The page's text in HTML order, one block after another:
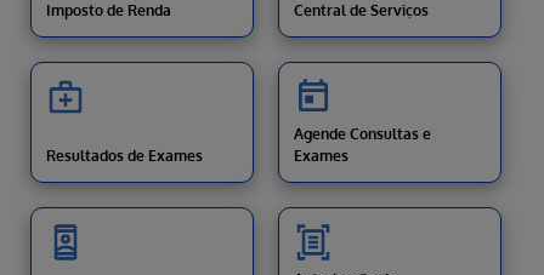
Imposto de Renda Central de Serviços
Resultados de Exames
Agende Consultas e
Exames